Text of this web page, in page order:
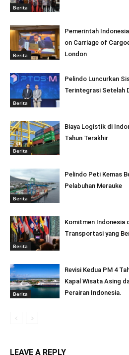
Berita
Berita
Pemerintah
on Carriage of
London
Berita
Pelindo Luncurkan
Terintegrasi Setelah
Berita
Biaya Logistik di
Tahun Terakhir
Berita
Pelindo Peti Kemas
Pelabuhan Merauke
Berita
Komitmen Indonesia
Transportasi yang
Berita
Revisi Kedua PM 4
Kapal Wisata Asing
Perairan Indonesia.
LEAVE A REPLY